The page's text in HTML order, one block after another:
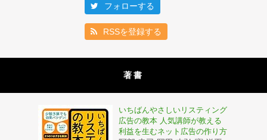
フォローする
RSSを登録する
著書
いちばんやさしいリスティング
広告の教本 人気講師が教える
利益を生むネット広告の作り方